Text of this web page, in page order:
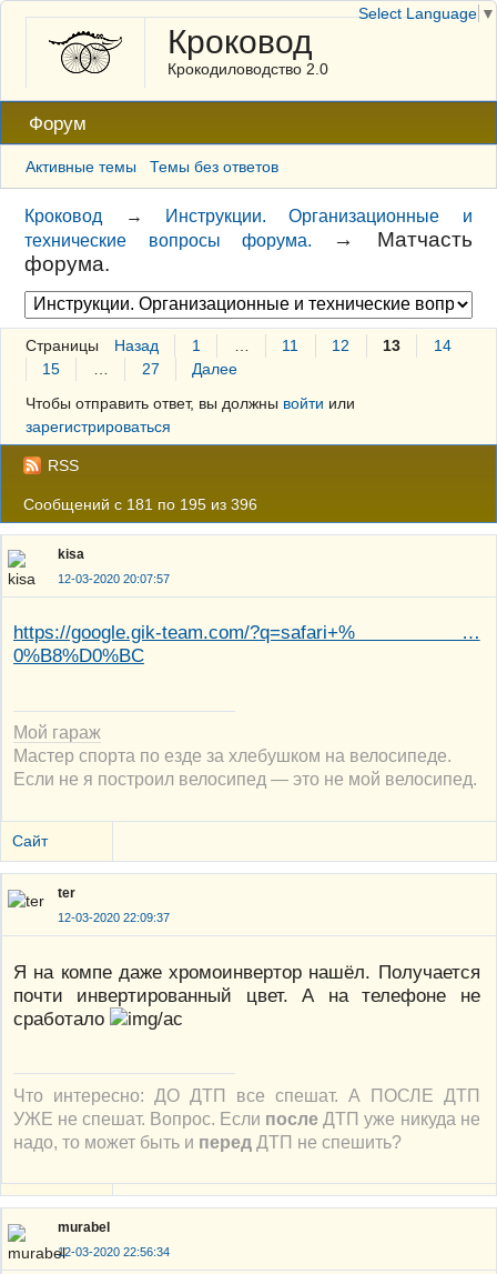
Кроковод
Крокодиловодство 2.0
Форум
Активные темы Темы без ответов
Кроковод →
Инструкции. Организационные и
технические вопросы форума.
→ Матчасть
форума.
Страницы Назад 1 11 12 13
14
15
27
Далее
Чтобы отправить ответ, вы должны войти или
зарегистрироваться
RSS
Сообщений с 181 по 195 из 396
kisa
12-03-2020 20:07:57
https://google.gik-team.com/?q=safari+% …
0%B8%D0%BC
Мой гараж
Мастер спорта по езде за хлебушком на велосипеде.
Если не я построил велосипед — это не мой велосипед.
Сайт
ter
12-03-2020 22:09:37
Я на компе даже хромоинвертор нашёл. Получается
почти инвертированный цвет. А на телефоне не
сработало
Что интересно: ДО ДТП все спешат. А ПОСЛЕ ДТП
УЖЕ не спешат. Вопрос. Если после ДТП уже никуда не
надо, то может быть и перед ДТП не спешить?
murabel
12-03-2020 22:56:34
Select Language ▼